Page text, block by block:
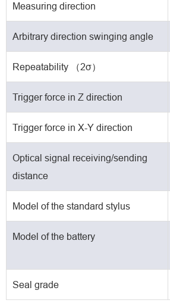
Measuring direction
Arbitrary direction swinging angle
Repeatability （2σ）
Trigger force in Z direction
Trigger force in X-Y direction
Optical signal receiving/sending
distance
Model of the standard stylus
Model of the battery
Seal grade